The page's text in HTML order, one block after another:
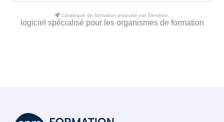
Catalogue de formation propulsé par Dendreo,
logiciel spécialisé pour les organismes de formation